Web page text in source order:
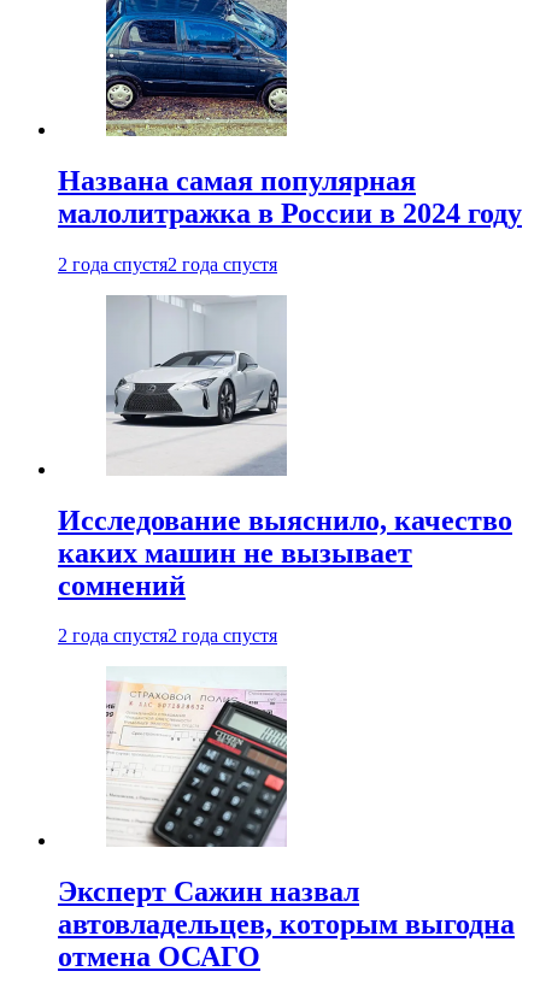
Названа самая популярная
малолитражка в России в 2024 году
2 года спустя2 года спустя
Исследование выяснило, качество
каких машин не вызывает
сомнений
2 года спустя2 года спустя
Эксперт Сажин назвал
автовладельцев, которым выгодна
отмена ОСАГО